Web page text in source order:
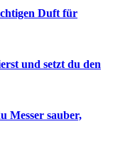
Duft für
und setzt du den
Messer sauber,